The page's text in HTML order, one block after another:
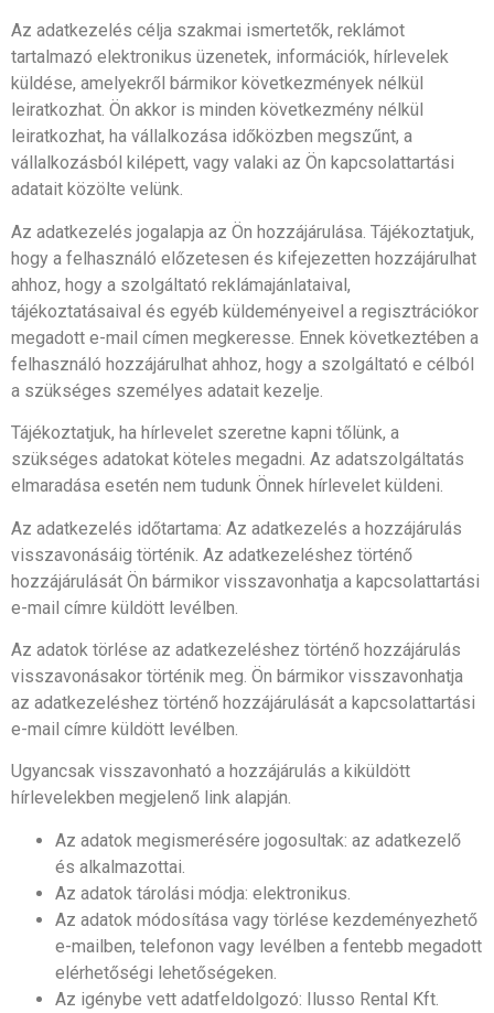
Az adatkezelés célja szakmai ismertetők, reklámot
tartalmazó elektronikus üzenetek, információk, hírlevelek
küldése, amelyekről bármikor következmények nélkül
leiratkozhat. Ön akkor is minden következmény nélkül
leiratkozhat, ha vállalkozása időközben megszűnt, a
vállalkozásból kilépett, vagy valaki az Ön kapcsolattartási
adatait közölte velünk.
Az adatkezelés jogalapja az Ön hozzájárulása. Tájékoztatjuk,
hogy a felhasználó előzetesen és kifejezetten hozzájárulhat
ahhoz, hogy a szolgáltató reklámajánlataival,
tájékoztatásaival és egyéb küldeményeivel a regisztrációkor
megadott e-mail címen megkeresse. Ennek következtében a
felhasználó hozzájárulhat ahhoz, hogy a szolgáltató e célból
a szükséges személyes adatait kezelje.
Tájékoztatjuk, ha hírlevelet szeretne kapni tőlünk, a
szükséges adatokat köteles megadni. Az adatszolgáltatás
elmaradása esetén nem tudunk Önnek hírlevelet küldeni.
Az adatkezelés időtartama: Az adatkezelés a hozzájárulás
visszavonásáig történik. Az adatkezeléshez történő
hozzájárulását Ön bármikor visszavonhatja a kapcsolattartási
e-mail címre küldött levélben.
Az adatok törlése az adatkezeléshez történő hozzájárulás
visszavonásakor történik meg. Ön bármikor visszavonhatja
az adatkezeléshez történő hozzájárulását a kapcsolattartási
e-mail címre küldött levélben.
Ugyancsak visszavonható a hozzájárulás a kiküldött
hírlevelekben megjelenő link alapján.
Az adatok megismerésére jogosultak: az adatkezelő
és alkalmazottai.
Az adatok tárolási módja: elektronikus.
Az adatok módosítása vagy törlése kezdeményezhető
e-mailben, telefonon vagy levélben a fentebb megadott
elérhetőségi lehetőségeken.
Az igénybe vett adatfeldolgozó: Ilusso Rental Kft.